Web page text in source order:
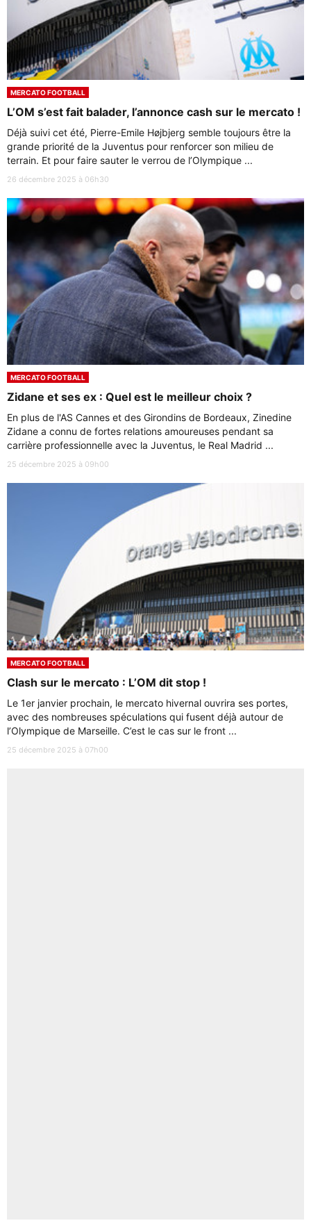
MERCATO FOOTBALL
L’OM s’est fait balader, l’annonce cash sur le mercato !
Déjà suivi cet été, Pierre-Emile Højbjerg semble toujours être la
grande priorité de la Juventus pour renforcer son milieu de
terrain. Et pour faire sauter le verrou de l’Olympique ...
26 décembre 2025 à 06h30
MERCATO FOOTBALL
Zidane et ses ex : Quel est le meilleur choix ?
En plus de l'AS Cannes et des Girondins de Bordeaux, Zinedine
Zidane a connu de fortes relations amoureuses pendant sa
carrière professionnelle avec la Juventus, le Real Madrid ...
25 décembre 2025 à 09h00
MERCATO FOOTBALL
Clash sur le mercato : L’OM dit stop !
Le 1er janvier prochain, le mercato hivernal ouvrira ses portes,
avec des nombreuses spéculations qui fusent déjà autour de
l’Olympique de Marseille. C’est le cas sur le front ...
25 décembre 2025 à 07h00